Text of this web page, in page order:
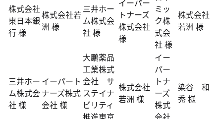
株式会社
東日本銀
行 様
株式会社若
洲 様
三井ホー
ム株式会
社 様
イーパー
トナーズ
株式会社
様
ミッ
ク株
式会
社 様
株式会社
若洲 様
三井ホー
ム株式会
社 様
イーパート
ナーズ株式
会社 様
大鵬薬品
工業株式
会社 サ
ステイナ
ビリティ
推進東京
株式会社
若洲 様
イー
パー
トナ
ーズ
株式
会社
染谷 和
秀 様